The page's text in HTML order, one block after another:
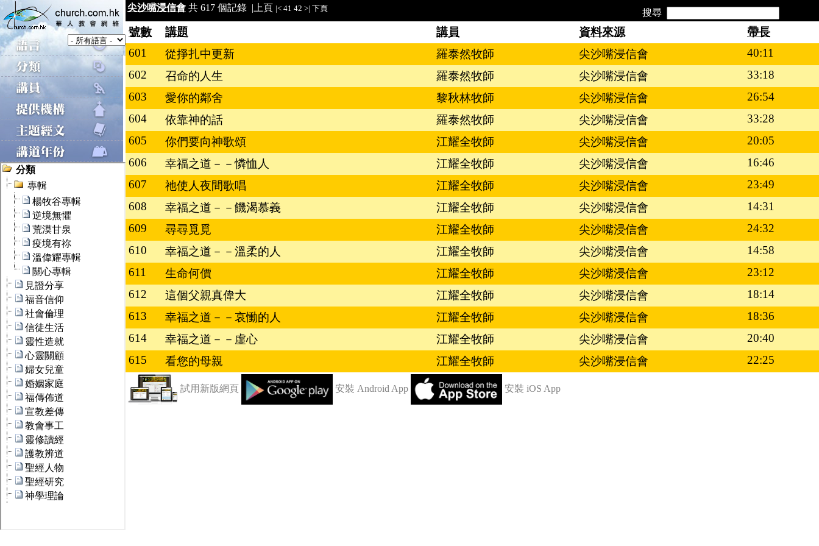
尖沙嘴浸信會 共 617 個記錄 | 上頁 |< 41 42 >| 下頁 搜尋
號數 講題 講員 資料來源
帶長
601
從掙扎中更新 羅泰然牧師 尖沙嘴浸信會
40:11
602
召命的人生 羅泰然牧師 尖沙嘴浸信會
33:18
603
愛你的鄰舍 黎秋林牧師 尖沙嘴浸信會
26:54
604
依靠神的話 羅泰然牧師 尖沙嘴浸信會
33:28
605
你們要向神歌頌 江耀全牧師 尖沙嘴浸信會
20:05
606
幸福之道－－憐恤人 江耀全牧師 尖沙嘴浸信會
16:46
607
祂使人夜間歌唱 江耀全牧師 尖沙嘴浸信會
23:49
608
幸福之道－－饑渴慕義 江耀全牧師 尖沙嘴浸信會
14:31
609
尋尋覓覓 江耀全牧師 尖沙嘴浸信會
24:32
610
幸福之道－－溫柔的人 江耀全牧師 尖沙嘴浸信會
14:58
611
生命何價 江耀全牧師 尖沙嘴浸信會
23:12
612
這個父親真偉大 江耀全牧師 尖沙嘴浸信會
18:14
613
幸福之道－－哀慟的人 江耀全牧師 尖沙嘴浸信會
18:36
614
幸福之道－－虛心 江耀全牧師 尖沙嘴浸信會
20:40
615
看您的母親 江耀全牧師 尖沙嘴浸信會 22:25
試用新版網頁 安裝 Android App 安裝 iOS App